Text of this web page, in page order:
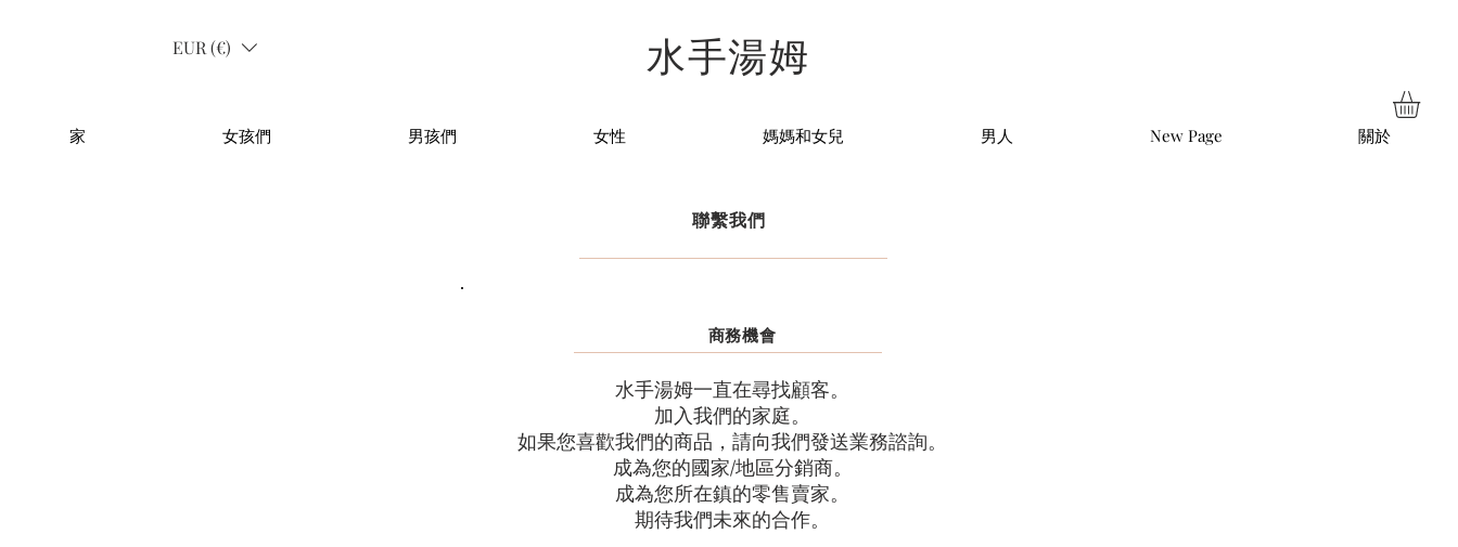
EUR (€) 水手湯姆
家 女孩們 男孩們 女性 媽媽和女兒 男人 New Page 關於
聯繫我們
商務機會
水手湯姆一直在尋找顧客。
加入我們的家庭。
如果您喜歡我們的商品，請向我們發送業務諮詢。
成為您的國家/地區分銷商。
成為您所在鎮的零售賣家。
期待我們未來的合作。